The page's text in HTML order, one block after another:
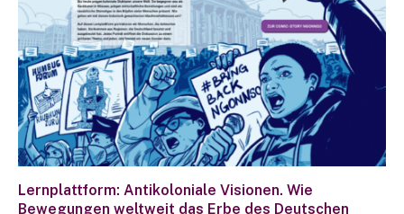
Lernplattform: Antikoloniale Visionen. Wie
Bewegungen weltweit das Erbe des Deutschen